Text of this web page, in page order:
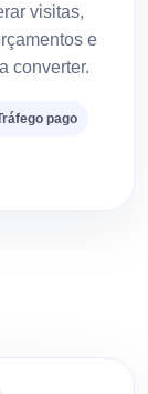
visitas,
e
converter.
pago